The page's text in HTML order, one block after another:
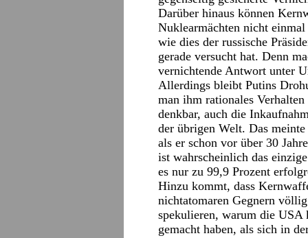
Darüber hinaus können
Nuklearmächten nicht einmal
wie dies der russische
gerade versucht hat. Denn
vernichtende Antwort unter
Allerdings bleibt Putins
man ihm rationales
denkbar, auch die
der übrigen Welt. Das
als er schon vor über 30
ist wahrscheinlich das
es nur zu 99,9 Prozent
Hinzu kommt, dass
nichtatomaren Gegnern
spekulieren, warum die USA
gemacht haben, als sich in